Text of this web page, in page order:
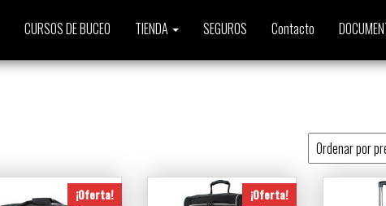
CURSOS DE BUCEO TIENDA SEGUROS Contacto
¡Oferta! ¡Oferta!